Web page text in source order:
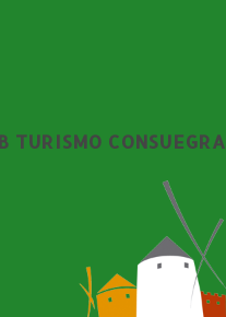
TURISMO CONSUEGRA